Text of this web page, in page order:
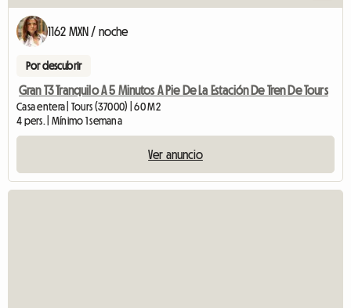
1162 MXN / noche
Por descubrir
Gran T3 Tranquilo A 5 Minutos A Pie De La Estación De Tren De Tours
Casa entera | Tours (37000) | 60 M2
4 pers. | Mínimo 1 semana
Ver anuncio